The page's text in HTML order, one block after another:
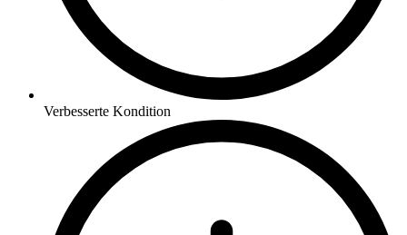
Verbesserte Kondition